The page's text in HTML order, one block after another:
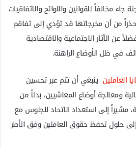
جاء مخالفاً للقوانين واللوائح والاتفاقيات
من أن مخرجاتها قد تؤدي إلى تفاقم
عن الآثار الاجتماعية والاقتصادية
في ظل الأوضاع الراهنة.
العاملين ينبغي أن تتم عبر تحسين
ومعالجة أوضاع المعاشيين، بدلاً من
مشيراً إلى استعداد الاتحاد للجلوس مع
حلول تحفظ حقوق العاملين وفق الأطر